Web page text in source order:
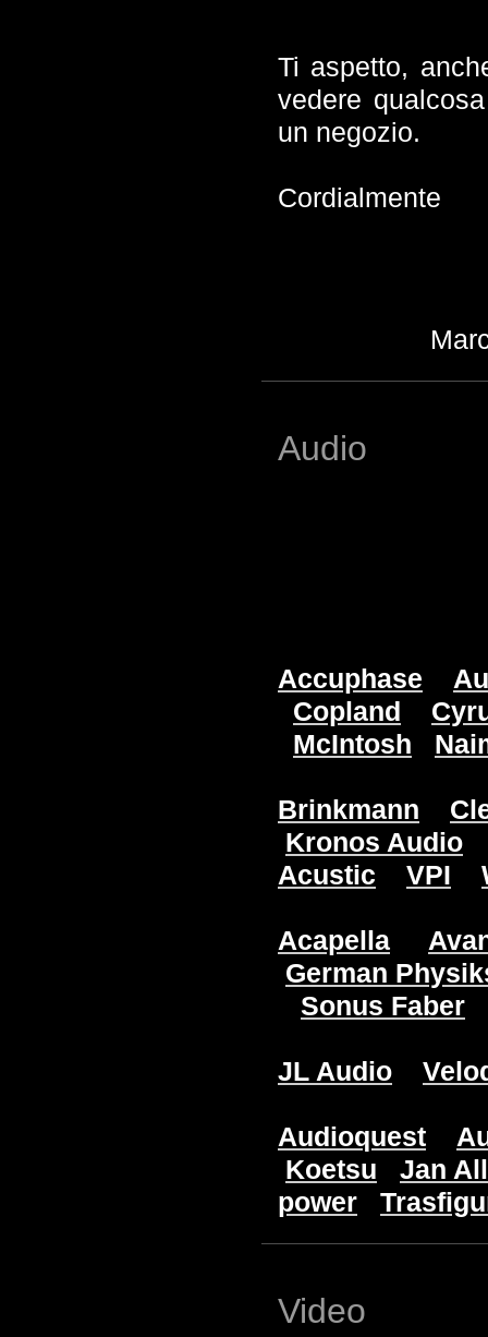
Ti aspetto,
vedere
un negozio.
Cordialmente
Audio
Accuphase
Copland
McIntosh
Brinkmann
Kronos Audio
Acustic
VPI
Acapella
German
Sonus Faber
JL Audio
Audioquest
Koetsu
Jan
power
Video